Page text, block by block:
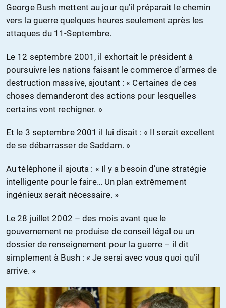
George Bush mettent au jour qu’il préparait le chemin
vers la guerre quelques heures seulement après les
attaques du 11-Septembre.
Le 12 septembre 2001, il exhortait le président à
poursuivre les nations faisant le commerce d’armes de
destruction massive, ajoutant : « Certaines de ces
choses demanderont des actions pour lesquelles
certains vont rechigner. »
Et le 3 septembre 2001 il lui disait : « Il serait excellent
de se débarrasser de Saddam. »
Au téléphone il ajouta : « Il y a besoin d’une stratégie
intelligente pour le faire… Un plan extrêmement
ingénieux serait nécessaire. »
Le 28 juillet 2002 – des mois avant que le
gouvernement ne produise de conseil légal ou un
dossier de renseignement pour la guerre – il dit
simplement à Bush : « Je serai avec vous quoi qu’il
arrive. »